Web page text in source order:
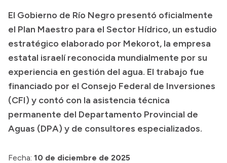
Boletín Oficial
Compras y licitaciones
Consulta de expedientes
Consulta de pago a proveedores
Convocatorias
Intranet
El Gobierno de Río Negro presentó oficialmente
el Plan Maestro para el Sector Hídrico, un estudio
estratégico elaborado por Mekorot, la empresa
estatal israelí reconocida mundialmente por su
experiencia en gestión del agua. El trabajo fue
financiado por el Consejo Federal de Inversiones
(CFI) y contó con la asistencia técnica
permanente del Departamento Provincial de
Aguas (DPA) y de consultores especializados.
Fecha: 10 de diciembre de 2025